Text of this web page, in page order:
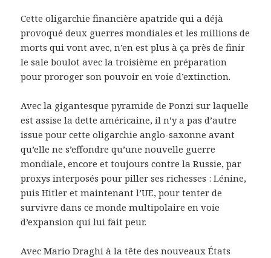
Cette oligarchie financière apatride qui a déjà
provoqué deux guerres mondiales et les millions de
morts qui vont avec, n’en est plus à ça près de finir
le sale boulot avec la troisième en préparation
pour proroger son pouvoir en voie d’extinction.
Avec la gigantesque pyramide de Ponzi sur laquelle
est assise la dette américaine, il n’y a pas d’autre
issue pour cette oligarchie anglo-saxonne avant
qu’elle ne s’effondre qu’une nouvelle guerre
mondiale, encore et toujours contre la Russie, par
proxys interposés pour piller ses richesses : Lénine,
puis Hitler et maintenant l’UE, pour tenter de
survivre dans ce monde multipolaire en voie
d’expansion qui lui fait peur.
Avec Mario Draghi à la tête des nouveaux États